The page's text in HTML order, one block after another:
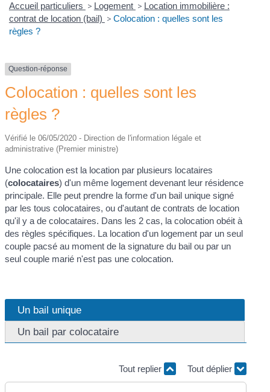
Accueil particuliers > Logement > Location immobilière :
contrat de location (bail) > Colocation : quelles sont les
règles ?
Question-réponse
Colocation : quelles sont les
règles ?
Vérifié le 06/05/2020 - Direction de l'information légale et
administrative (Premier ministre)
Une colocation est la location par plusieurs locataires
(colocataires) d'un même logement devenant leur résidence
principale. Elle peut prendre la forme d'un bail unique signé
par les tous colocataires, ou d'autant de contrats de location
qu'il y a de colocataires. Dans les 2 cas, la colocation obéit à
des règles spécifiques. La location d'un logement par un seul
couple pacsé au moment de la signature du bail ou par un
seul couple marié n'est pas une colocation.
Un bail unique
Un bail par colocataire
Tout replier Tout déplier